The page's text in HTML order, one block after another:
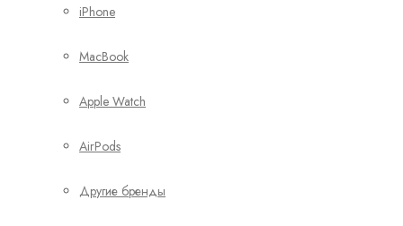
iPhone
MacBook
Apple Watch
AirPods
Другие бренды